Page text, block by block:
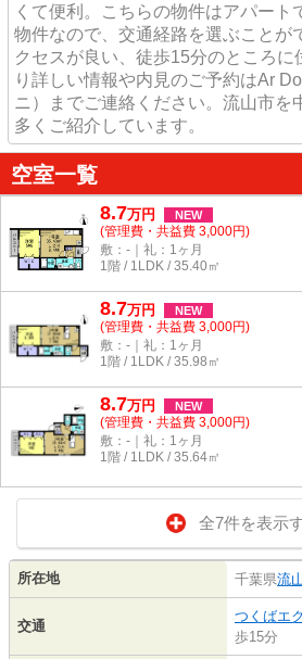
くて便利。こちらの物件はアパート
物件なので、交通経路を選ぶことが
クセスが良い、徒歩15分のところに
り詳しい情報や内見のご予約はAr
ニ）までご連絡ください。流山市を
多くご紹介しています。
空室一覧
8.7万円 NEW
(管理費・共益費 3,000円)
敷：-｜礼：1ヶ月
1階 / 1LDK / 35.40㎡
8.7万円 NEW
(管理費・共益費 3,000円)
敷：-｜礼：1ヶ月
1階 / 1LDK / 35.98㎡
8.7万円 NEW
(管理費・共益費 3,000円)
敷：-｜礼：1ヶ月
1階 / 1LDK / 35.64㎡
全7件を表示
所在地 千葉県流
交通
つくばエ
歩15分